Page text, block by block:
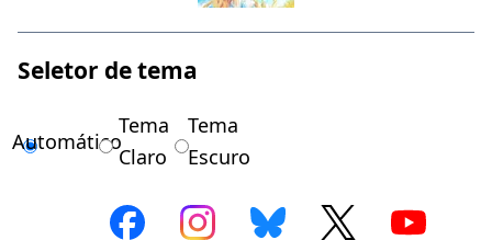
Seletor de tema
Automático
Tema
Claro
Tema
Escuro